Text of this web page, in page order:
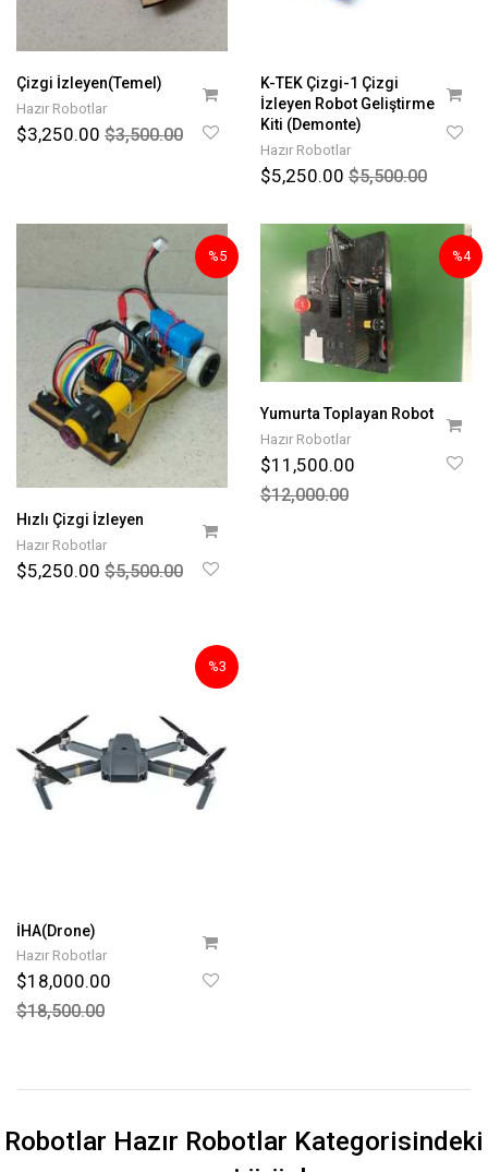
Çizgi İzleyen(Temel)
Hazır Robotlar
$3,250.00 $3,500.00
K-TEK Çizgi-1 Çizgi
İzleyen Robot Geliştirme
Kiti (Demonte)
Hazır Robotlar
$5,250.00 $5,500.00
%5
Hızlı Çizgi İzleyen
Hazır Robotlar
$5,250.00 $5,500.00
%4
Yumurta Toplayan Robot
Hazır Robotlar
$11,500.00
$12,000.00
%3
İHA(Drone)
Hazır Robotlar
$18,000.00
$18,500.00
Robotlar Hazır Robotlar Kategorisindeki